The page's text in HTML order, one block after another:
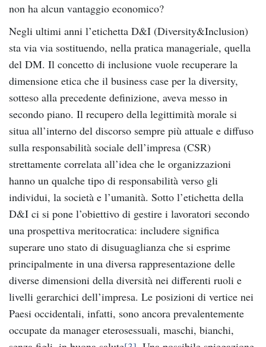
non ha alcun vantaggio economico?
Negli ultimi anni l’etichetta D&I (Diversity&Inclusion)
sta via via sostituendo, nella pratica manageriale, quella
del DM. Il concetto di inclusione vuole recuperare la
dimensione etica che il business case per la diversity,
sotteso alla precedente definizione, aveva messo in
secondo piano. Il recupero della legittimità morale si
situa all’interno del discorso sempre più attuale e diffuso
sulla responsabilità sociale dell’impresa (CSR)
strettamente correlata all’idea che le organizzazioni
hanno un qualche tipo di responsabilità verso gli
individui, la società e l’umanità. Sotto l’etichetta della
D&I ci si pone l’obiettivo di gestire i lavoratori secondo
una prospettiva meritocratica: includere significa
superare uno stato di disuguaglianza che si esprime
principalmente in una diversa rappresentazione delle
diverse dimensioni della diversità nei differenti ruoli e
livelli gerarchici dell’impresa. Le posizioni di vertice nei
Paesi occidentali, infatti, sono ancora prevalentemente
occupate da manager eterosessuali, maschi, bianchi,